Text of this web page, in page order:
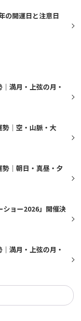
の開運日と注意日
満月・上弦の月・
｜空・山脈・大
｜朝日・真昼・夕
ショー2026」開催決
満月・上弦の月・